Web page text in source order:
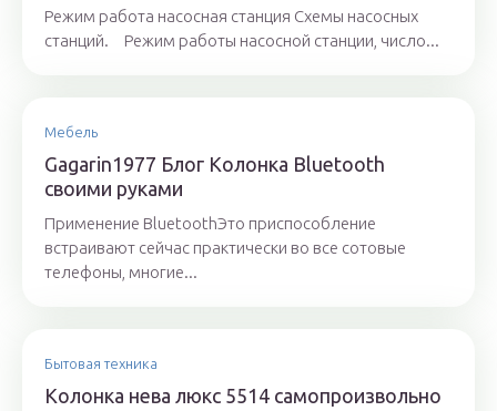
Режим работа насосная станция Схемы насосных
станций. Режим работы насосной станции, число...
Мебель
Gagarin1977 Блог Колонка Bluetooth
своими руками
Применение BluetoothЭто приспособление
встраивают сейчас практически во все сотовые
телефоны, многие...
Бытовая техника
Колонка нева люкс 5514 самопроизвольно